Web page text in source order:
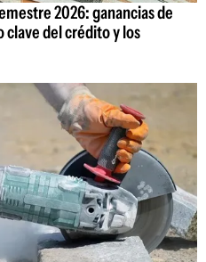
2026: ganancias de
clave del crédito y los